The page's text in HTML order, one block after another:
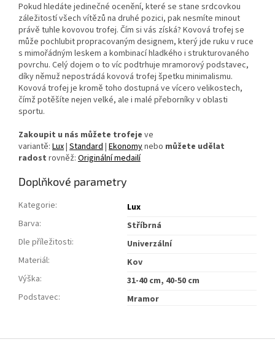
Pokud hledáte jedinečné ocenění, které se stane srdcovkou
záležitostí všech vítězů na druhé pozici, pak nesmíte minout
právě tuhle kovovou trofej. Čím si vás získá? Kovová trofej se
může pochlubit propracovaným designem, který jde ruku v ruce
s mimořádným leskem a kombinací hladkého i strukturovaného
povrchu. Celý dojem o to víc podtrhuje mramorový podstavec,
díky němuž nepostrádá kovová trofej špetku minimalismu.
Kovová trofej je kromě toho dostupná ve vícero velikostech,
čímž potěšíte nejen velké, ale i malé přeborníky v oblasti
sportu.
Zakoupit u nás můžete trofeje ve
variantě: Lux| Standard| Ekonomynebo můžete udělat
radost rovněž: Originální medailí
Doplňkové parametry
Kategorie:
Lux
Barva:
Stříbrná
Dle příležitosti:
Univerzální
Materiál:
Kov
Výška:
31-40 cm, 40-50 cm
Podstavec: Mramor